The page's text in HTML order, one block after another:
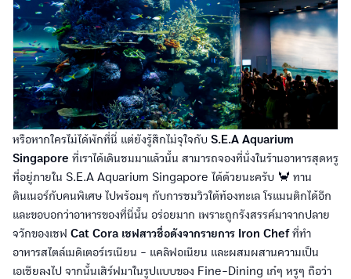
หรือหากใครไม่ได้พักที่นี่ แต่ยังรู้สึกไม่จุใจกับ S.E.A Aquarium
Singapore ที่เราได้เดินชมมาแล้วนั้น สามารถจองที่นั่งในร้านอาหารสุดหรู
ที่อยู่ภายใน S.E.A Aquarium Singapore ได้ด้วยนะครับ 🦀 ทาน
ดินเนอร์กับคนพิเศษ ไปพร้อมๆ กับการชมวิวใต้ท้องทะเล โรแมนติกได้อีก
และขอบอกว่าอาหารของที่นี่นั้น อร่อยมาก เพราะถูกรังสรรค์มาจากปลาย
จวักของเชฟ Cat Cora เชฟสาวชื่อดังจากรายการ Iron Chefที่ทำ
อาหารสไตล์เมดิเตอร์เรเนียน - แคลิฟอเนียน และผสมผสานความเป็น
เอเชียลงไป จากนั้นเสิร์ฟมาในรูปแบบของ Fine-Dining เก๋ๆ หรูๆ ถือว่า